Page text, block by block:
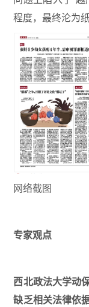
程度，最终沦为
网络截图
专家观点
西北政法大学动
缺乏相关法律依据